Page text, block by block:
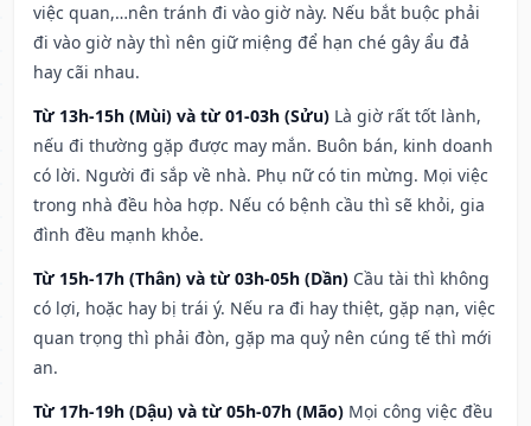
việc quan,…nên tránh đi vào giờ này. Nếu bắt buộc phải
đi vào giờ này thì nên giữ miệng để hạn ché gây ẩu đả
hay cãi nhau.
Từ 13h-15h (Mùi) và từ 01-03h (Sửu) Là giờ rất tốt lành,
nếu đi thường gặp được may mắn. Buôn bán, kinh doanh
có lời. Người đi sắp về nhà. Phụ nữ có tin mừng. Mọi việc
trong nhà đều hòa hợp. Nếu có bệnh cầu thì sẽ khỏi, gia
đình đều mạnh khỏe.
Từ 15h-17h (Thân) và từ 03h-05h (Dần) Cầu tài thì không
có lợi, hoặc hay bị trái ý. Nếu ra đi hay thiệt, gặp nạn, việc
quan trọng thì phải đòn, gặp ma quỷ nên cúng tế thì mới
an.
Từ 17h-19h (Dậu) và từ 05h-07h (Mão) Mọi công việc đều